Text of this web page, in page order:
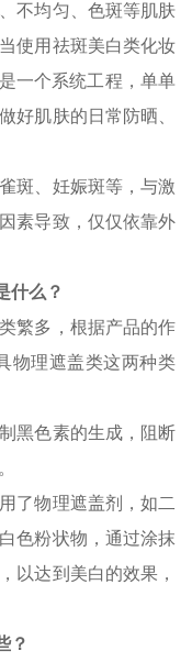
不均匀、色斑等肌肤
使用祛斑美白类化妆
一个系统工程，单单
好肌肤的日常防晒、
、妊娠斑等，与激
素导致，仅仅依靠外
什么？
繁多，根据产品的作
物理遮盖类这两种类
黑色素的生成，阻断
物理遮盖剂，如二
色粉状物，通过涂抹
以达到美白的效果，
？